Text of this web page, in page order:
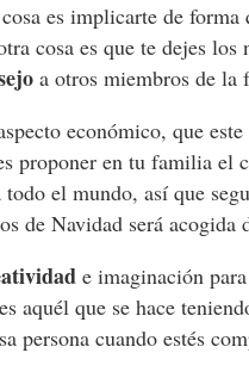
es implicarte de forma
cosa es que te dejes
a otros miembros de la
económico, que
proponer en tu familia el
todo el mundo, así que
de Navidad será acogida
e imaginación
es aquél que se hace
persona cuando estés